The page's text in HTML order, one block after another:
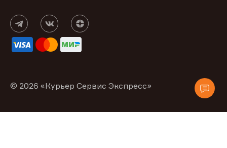
© 2026 «Курьер Сервис Экспресс»